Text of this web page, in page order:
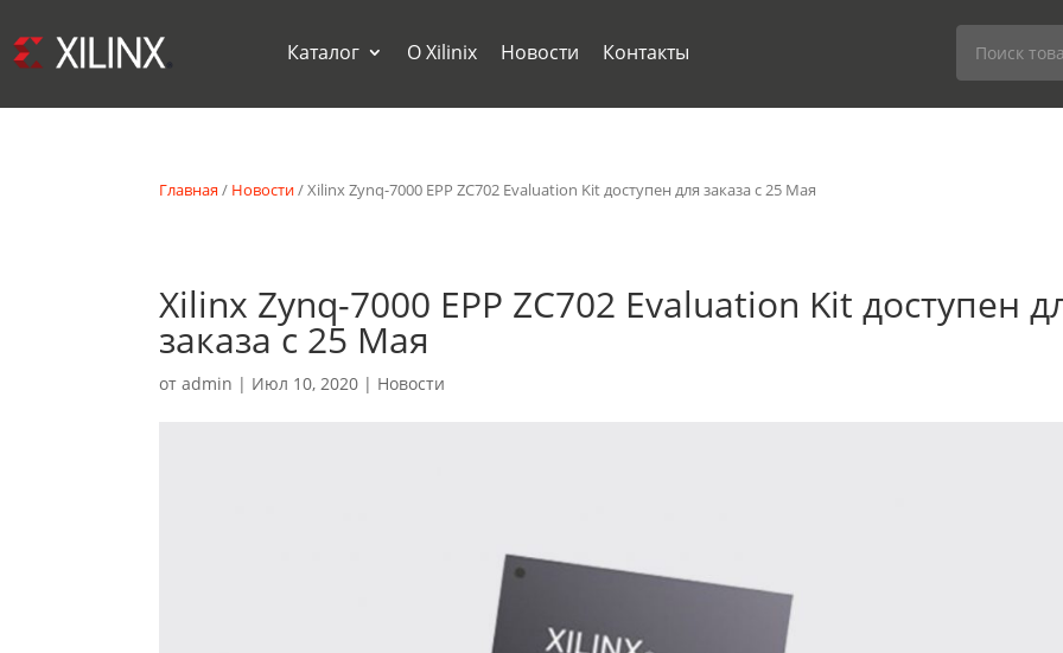
Каталог О Xilinix Новости Контакты
Поиск
товаров
Главная/ Новости/ Xilinx Zynq-7000 EPP ZC702 Evaluation Kit доступен для заказа с 25 Мая
Xilinx Zynq-7000 EPP ZC702 Evaluation Kit доступен
заказа с 25 Мая
отadmin | Июл 10, 2020 | Новости